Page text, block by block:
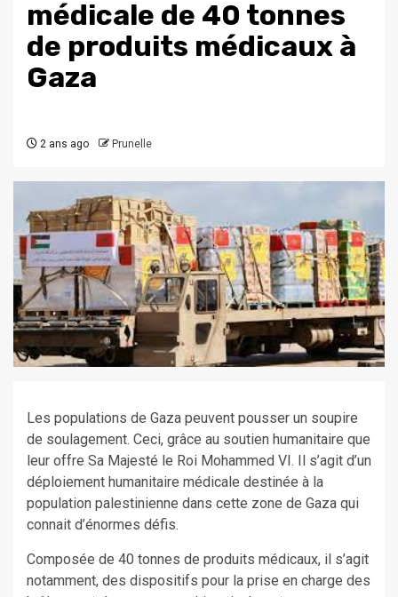
médicale de 40 tonnes
de produits médicaux à
Gaza
2 ans ago Prunelle
Les populations de Gaza peuvent pousser un soupire
de soulagement. Ceci, grâce au soutien humanitaire que
leur offre Sa Majesté le Roi Mohammed VI. Il s’agit d’un
déploiement humanitaire médicale destinée à la
population palestinienne dans cette zone de Gaza qui
connait d’énormes défis.
Composée de 40 tonnes de produits médicaux, il s’agit
notamment, des dispositifs pour la prise en charge des